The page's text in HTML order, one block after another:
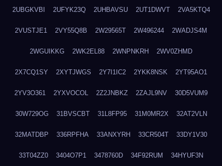
2UBGKVBI 2UFYK23Q 2UHBAVSU 2UT1DWVT 2VA5KTQ4
2VUSTJE1 2VY55Q8B 2W29565T 2W496244 2WADJS4M
2WGUIKKG 2WK2EL88 2WNPNKRH 2WV0ZHMD
2X7CQ1SY 2XYTJWGS 2Y7I1IC2 2YKK8NSK 2YT95AO1
2YV3O361 2YXVOCOL 2Z2JNBKZ 2ZAJL9NV 30D5VUM9
30W729OG 31BVSCBT 31L8FP95 31M0MR2X 32AT2VLN
32MATDBP 336RPFHA 33ANXYRH 33CR504T 33DY1V30
33T04ZZ0 3404O7P1 3478760D 34F92RUM 34HYUF3N